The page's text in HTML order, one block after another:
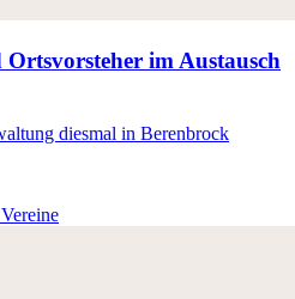
im Austausch
diesmal in Berenbrock